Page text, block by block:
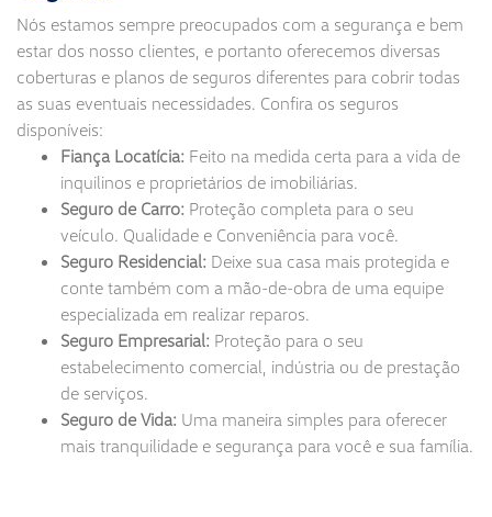
Nós estamos sempre preocupados com a segurança e bem
estar dos nosso clientes, e portanto oferecemos diversas
coberturas e planos de seguros diferentes para cobrir todas
as suas eventuais necessidades. Confira os seguros
disponíveis:
Fiança Locatícia: Feito na medida certa para a vida de
inquilinos e proprietários de imobiliárias.
Seguro de Carro: Proteção completa para o seu
veículo. Qualidade e Conveniência para você.
Seguro Residencial: Deixe sua casa mais protegida e
conte também com a mão-de-obra de uma equipe
especializada em realizar reparos.
Seguro Empresarial: Proteção para o seu
estabelecimento comercial, indústria ou de prestação
de serviços.
Seguro de Vida: Uma maneira simples para oferecer
mais tranquilidade e segurança para você e sua família.